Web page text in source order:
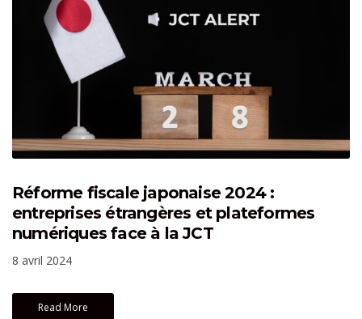
Réforme fiscale japonaise 2024 :
entreprises étrangères et plateformes
numériques face à la JCT
8 avril 2024
Read More